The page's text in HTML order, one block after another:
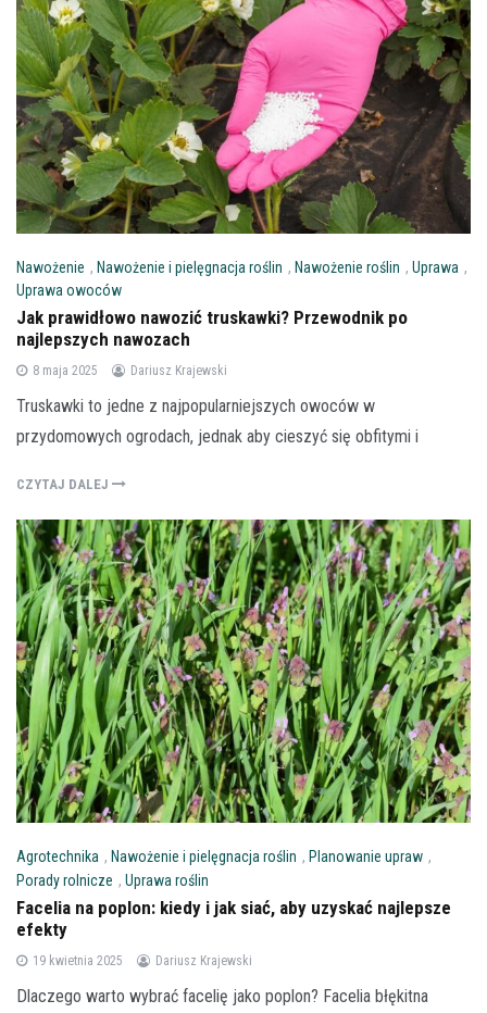
Nawożenie , Nawożenie i pielęgnacja roślin , Nawożenie roślin , Uprawa ,
Uprawa owoców
Jak prawidłowo nawozić truskawki? Przewodnik po
najlepszych nawozach
8 maja 2025 Dariusz Krajewski
Truskawki to jedne z najpopularniejszych owoców w
przydomowych ogrodach, jednak aby cieszyć się obfitymi i
CZYTAJ DALEJ
Agrotechnika , Nawożenie i pielęgnacja roślin , Planowanie upraw ,
Porady rolnicze , Uprawa roślin
Facelia na poplon: kiedy i jak siać, aby uzyskać najlepsze
efekty
19 kwietnia 2025 Dariusz Krajewski
Dlaczego warto wybrać facelię jako poplon? Facelia błękitna